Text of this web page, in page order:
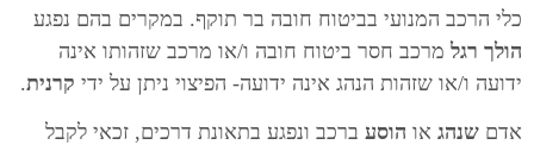
כלי הרכב המנועי בביטוח חובה בר תוקף. במקרים בהם נפגע
הולך רגלמרכב חסר ביטוח חובה ו/או מרכב שזהותו אינה
ידועה ו/או שזהות הנהג אינה ידועה- הפיצוי ניתן על ידי קרנית.
אדם שנהג או הוסע ברכב ונפגע בתאונת דרכים, זכאי לקבל